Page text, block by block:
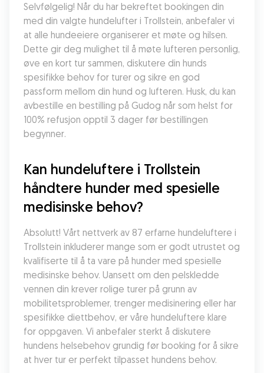
Selvfølgelig! Når du har bekreftet bookingen din
med din valgte hundelufter i Trollstein, anbefaler vi
at alle hundeeiere organiserer et møte og hilsen.
Dette gir deg mulighet til å møte lufteren personlig,
øve en kort tur sammen, diskutere din hunds
spesifikke behov for turer og sikre en god
passform mellom din hund og lufteren. Husk, du kan
avbestille en bestilling på Gudog når som helst for
100% refusjon opptil 3 dager før bestillingen
begynner.
Kan hundeluftere i Trollstein
håndtere hunder med spesielle
medisinske behov?
Absolutt! Vårt nettverk av 87 erfarne hundeluftere i
Trollstein inkluderer mange som er godt utrustet og
kvalifiserte til å ta vare på hunder med spesielle
medisinske behov. Uansett om den pelskledde
vennen din krever rolige turer på grunn av
mobilitetsproblemer, trenger medisinering eller har
spesifikke diettbehov, er våre hundeluftere klare
for oppgaven. Vi anbefaler sterkt å diskutere
hundens helsebehov grundig før booking for å sikre
at hver tur er perfekt tilpasset hundens behov.